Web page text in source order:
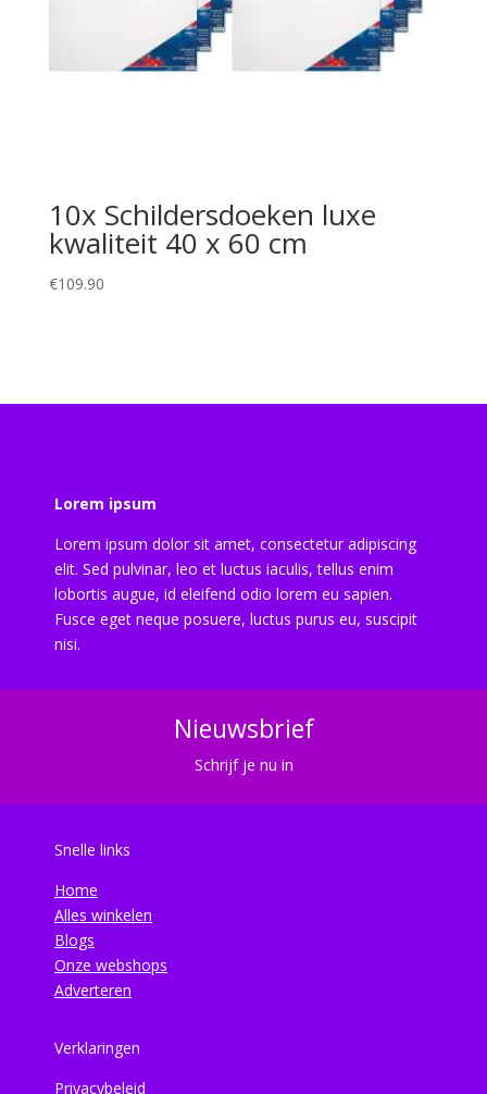
10x Schildersdoeken luxe
kwaliteit 40 x 60 cm
€109.90
Lorem ipsum
Lorem ipsum dolor sit amet, consectetur adipiscing
elit. Sed pulvinar, leo et luctus iaculis, tellus enim
lobortis augue, id eleifend odio lorem eu sapien.
Fusce eget neque posuere, luctus purus eu, suscipit
nisi.
Nieuwsbrief
Schrijf je nu in
Snelle links
Home
Alles winkelen
Blogs
Onze webshops
Adverteren
Verklaringen
Privacybeleid